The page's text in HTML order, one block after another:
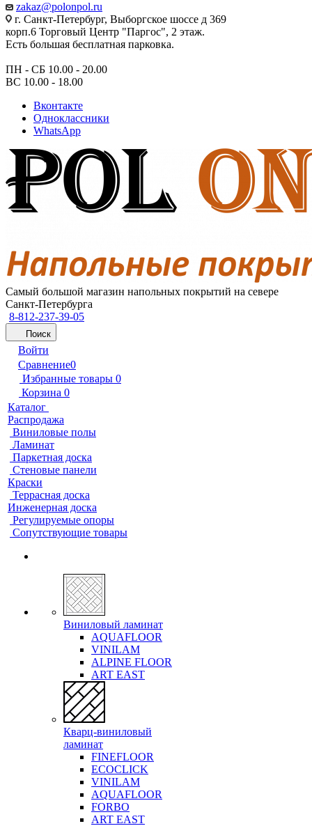
zakaz@polonpol.ru
г. Санкт-Петербург, Выборгское шоссе д 369
корп.6 Торговый Центр "Паргос", 2 этаж.
Есть большая бесплатная парковка.
ПН - СБ 10.00 - 20.00
ВС 10.00 - 18.00
Вконтакте
Одноклассники
WhatsApp
Самый большой магазин напольных покрытий на севере
Санкт-Петербурга
8-812-237-39-05
Поиск
Войти
Сравнение0
Избранные товары 0
Корзина 0
Каталог
Распродажа
Виниловые полы
Ламинат
Паркетная доска
Стеновые панели
Краски
Террасная доска
Инженерная доска
Регулируемые опоры
Сопутствующие товары
Виниловый ламинат
AQUAFLOOR
VINILAM
ALPINE FLOOR
ART EAST
Кварц-виниловый
ламинат
FINEFLOOR
ECOCLICK
VINILAM
AQUAFLOOR
FORBO
ART EAST